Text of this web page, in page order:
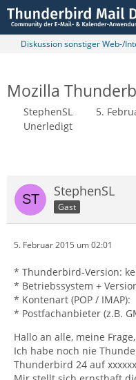
Diskussion sonstiger Web-/
Mozilla
StephenSL 5.
Unerledigt
StephenSL
Gast
5. Februar 2015 um 02:01
* Thunderbird-Version:
* Betriebssystem +
* Kontenart (POP / IMAP):
* Postfachanbieter (z.B.
Hallo an alle, meine Frage,
Ich habe noch nie
Thunderbird 24 auf